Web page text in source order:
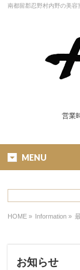
南都留郡忍野村内野の美
営業
MENU
HOME » Information »
お知らせ